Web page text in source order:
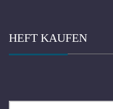
HEFT KAUFEN